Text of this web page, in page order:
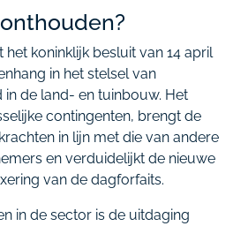
koninklijk besluit van 14 april
in het stelsel van
de land- en tuinbouw. Het
contingenten, brengt de
in lijn met die van andere
en verduidelijkt de nieuwe
van de dagforfaits.
in de sector is de uitdaging